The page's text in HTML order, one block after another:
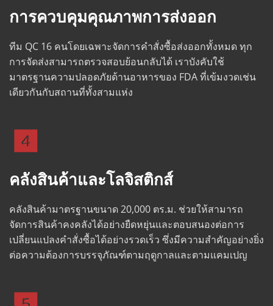
การควบคุมคุณภาพการส่งออก
ทีม QC 16 คนโดยเฉพาะจัดการคำสั่งซื้อส่งออกทั้งหมด ทุก
การจัดส่งสามารถตรวจสอบย้อนกลับได้ เราบังคับใช้
มาตรฐานความปลอดภัยด้านอาหารของ FDA ที่เข้มงวดเช่น
เดียวกันกับสถานที่ทั้งสามแห่ง
คลังสินค้าและโลจิสติกส์
คลังสินค้ามาตรฐานขนาด 20,000 ตร.ม. ช่วยให้สามารถ
จัดการสินค้าคงคลังได้อย่างยืดหยุ่นและตอบสนองต่อการ
เปลี่ยนแปลงคำสั่งซื้อได้อย่างรวดเร็ว ซึ่งมีความสำคัญอย่างยิ่ง
ต่อความต้องการบรรจุภัณฑ์ตามฤดูกาลและตามแคมเปญ